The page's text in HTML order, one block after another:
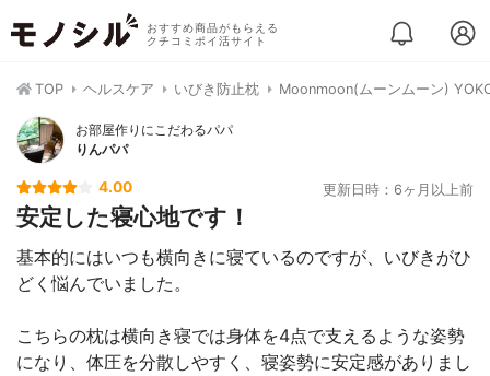
おすすめ商品がもらえる
クチコミポイ活サイト
TOP ヘルスケア いびき防止枕 Moonmoon(ムーンムーン)
お部屋作りにこだわるパパ
りんパパ
4.00 更新日時：6ヶ月以上前
安定した寝心地です！
基本的にはいつも横向きに寝ているのですが、いびきがひ
どく悩んでいました。
こちらの枕は横向き寝では身体を4点で支えるような姿勢
になり、体圧を分散しやすく、寝姿勢に安定感がありまし